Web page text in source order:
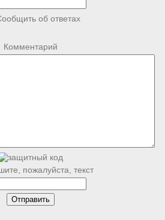
об ответах
Комментарий
пожалуйста, текст